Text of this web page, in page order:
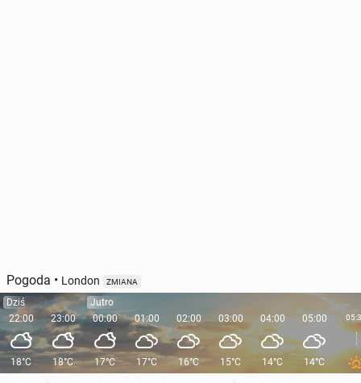
Pogoda • London ZMIANA
Dziś
22:00
18°C
23:00
18°C
Jutro
00:00
17°C
01:00
17°C
02:00
16°C
03:00
15°C
04:00
14°C
05:00
14°C